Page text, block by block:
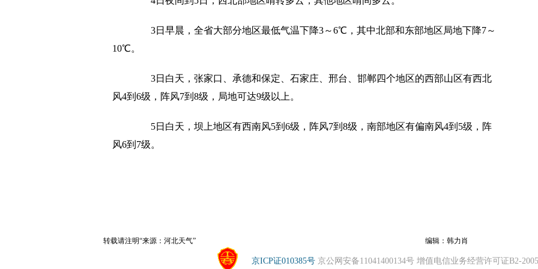
3日早晨，全省大部分地区最低气温下降3～6℃，其中北部和东部地区局地下降7～
10℃。
3日白天，张家口、承德和保定、石家庄、邢台、邯郸四个地区的西部山区有西北
风4到6级，阵风7到8级，局地可达9级以上。
5日白天，坝上地区有西南风5到6级，阵风7到8级，南部地区有偏南风4到5级，阵
风6到7级。
编辑：韩力肖
转载请注明“来源：河北天气”
京ICP证010385号 京公网安备11041400134号 增值电信业务经营许可证B2-